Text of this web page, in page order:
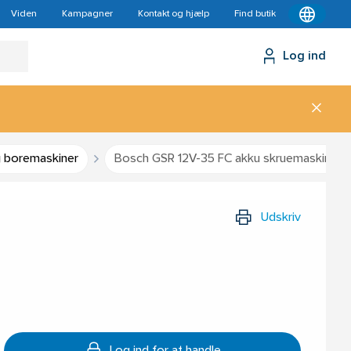
Viden Kampagner Kontakt og hjælp Find butik
Log ind
boremaskiner Bosch GSR 12V-35 FC akku skruemaskine
Udskriv